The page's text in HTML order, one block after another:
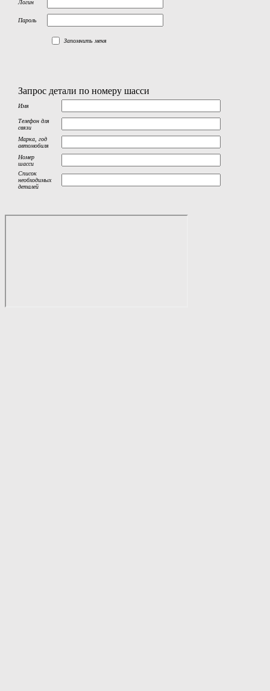
Логин
Пароль
Запомнить меня
Запрос детали по номеру шасси
Имя
Телефон для
связи
Марка, год
автомобиля
Номер
шасси
Список
необходимых
деталей